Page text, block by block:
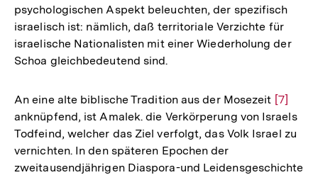
psychologischen Aspekt beleuchten, der spezifisch
israelisch ist: nämlich, daß territoriale Verzichte für
israelische Nationalisten mit einer Wiederholung der
Schoa gleichbedeutend sind.
An eine alte biblische Tradition aus der Mosezeit Zur
der
[7]
anknüpfend, ist Amalek. die Verkörperung von Israels
Todfeind, welcher das Ziel verfolgt, das Volk Israel zu
vernichten. In den späteren Epochen der
zweitausendjährigen Diaspora-und Leidensgeschichte